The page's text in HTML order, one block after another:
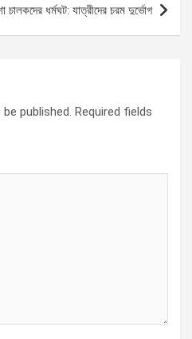
চালকদের ধর্মঘট: যাত্রীদের চরম দুর্ভোগ
published. Required fields